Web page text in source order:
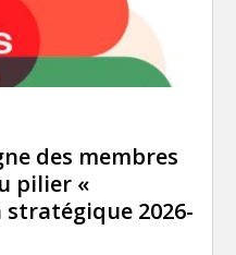
des membres
pilier «
stratégique 2026-